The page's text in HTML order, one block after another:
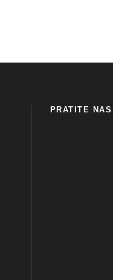
PRATITE NAS